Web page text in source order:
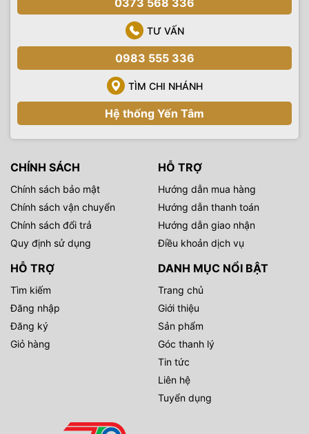
0373 568 336
TƯ VẤN
0983 555 336
TÌM CHI NHÁNH
Hệ thống Yến Tâm
CHÍNH SÁCH
Chính sách bảo mật
Chính sách vận chuyển
Chính sách đổi trả
Quy định sử dụng
HỖ TRỢ
Hướng dẫn mua hàng
Hướng dẫn thanh toán
Hướng dẫn giao nhận
Điều khoản dịch vụ
HỖ TRỢ
Tìm kiếm
Đăng nhập
Đăng ký
Giỏ hàng
DANH MỤC NỔI BẬT
Trang chủ
Giới thiệu
Sản phẩm
Góc thanh lý
Tin tức
Liên hệ
Tuyển dụng